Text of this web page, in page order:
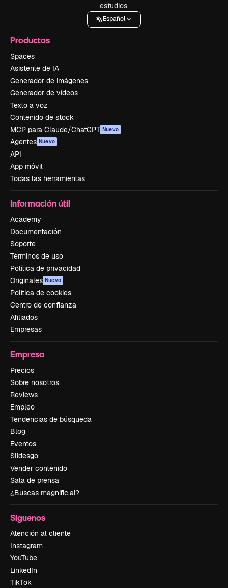
estudios.
Español
Productos
Spaces
Asistente de IA
Generador de imágenes
Generador de vídeos
Texto a voz
Contenido de stock
MCP para Claude/ChatGPT Nuevo
Agentes Nuevo
API
App móvil
Todas las herramientas
Información útil
Academy
Documentación
Soporte
Términos de uso
Política de privacidad
Originales Nuevo
Política de cookies
Centro de confianza
Afiliados
Empresas
Empresa
Precios
Sobre nosotros
Reviews
Empleo
Tendencias de búsqueda
Blog
Eventos
Slidesgo
Vender contenido
Sala de prensa
¿Buscas magnific.ai?
Síguenos
Atención al cliente
Instagram
YouTube
LinkedIn
TikTok